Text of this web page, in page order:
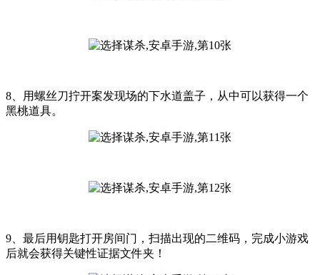
8、用螺丝刀拧开案发现场的下水道盖子，从中可以获得一个
黑桃道具。
9、最后用钥匙打开房间门，扫描出现的二维码，完成小游戏
后就会获得关键性证据文件夹！